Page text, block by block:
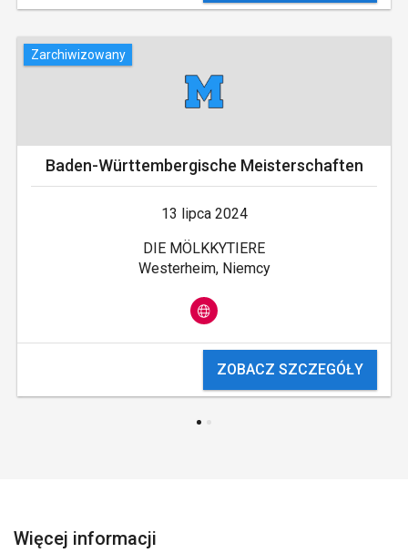
Zarchiwizowany
Baden-Württembergische Meisterschaften
13 lipca 2024
DIE MÖLKKYTIERE
Westerheim, Niemcy
ZOBACZ SZCZEGÓŁY
Więcej informacji